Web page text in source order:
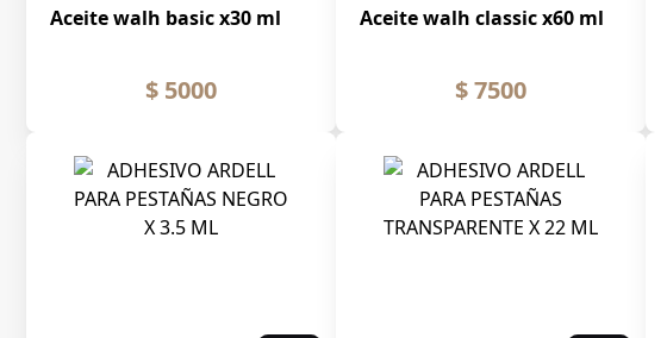
Aceite walh basic x30 ml
$ 5000
Aceite walh classic x60 ml
$ 7500